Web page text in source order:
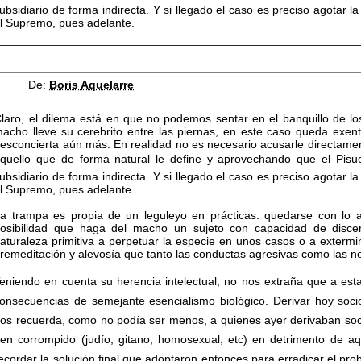
de forma indirecta. Y si llegado el caso es preciso agotar
Supremo, pues adelante.
De: Boris Aquelarre
el dilema está en que no podemos sentar en el banquillo de
lleve su cerebrito entre las piernas, en este caso queda
aún más. En realidad no es necesario acusarle
que de forma natural le define y aprovechando que el
de forma indirecta. Y si llegado el caso es preciso agotar
Supremo, pues adelante.
trampa es propia de un leguleyo en prácticas: quedarse con lo
que haga del macho un sujeto con capacidad de
primitiva a perpetuar la especie en unos casos o a
y alevosía que tanto las conductas agresivas como las
en cuenta su herencia intelectual, no nos extraña que a
de semejante esencialismo biológico. Derivar hoy
recuerda, como no podía ser menos, a quienes ayer derivaban
corrompido (judío, gitano, homosexual, etc) en detrimento